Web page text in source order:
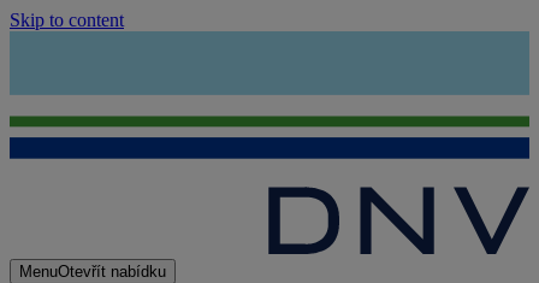
Skip to content
MenuOtevřít nabídku